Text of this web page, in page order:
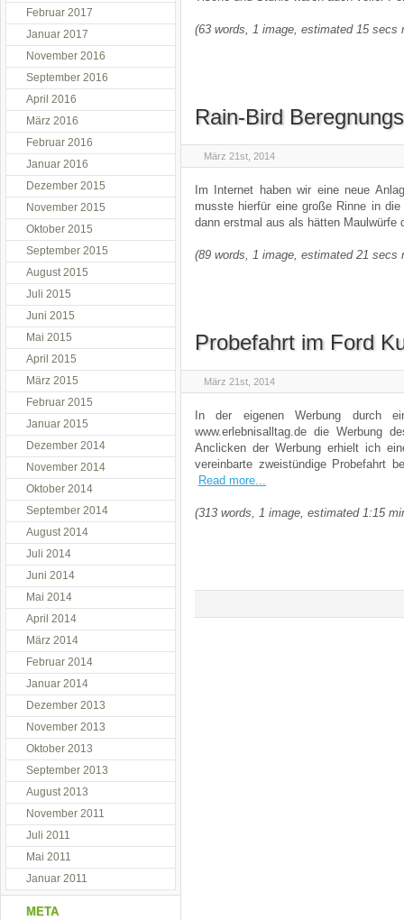
(63 words, 1 image, estimated 15 secs
Rain-Bird
März 21st, 2014
Im Internet haben wir eine neue
musste hierfür eine große Rinne in
dann erstmal aus als hätten Maulwürfe
(89 words, 1 image, estimated 21 secs
Probefahrt im Ford
März 21st, 2014
In der eigenen Werbung durch
www.erlebnisalltag.de die Werbung
Anclicken der Werbung erhielt ich
vereinbarte zweistündige Probefahrt
Read more...
(313 words, 1 image, estimated 1:15
Februar 2017
Januar 2017
November 2016
September 2016
April 2016
März 2016
Februar 2016
Januar 2016
Dezember 2015
November 2015
Oktober 2015
September 2015
August 2015
Juli 2015
Juni 2015
Mai 2015
April 2015
März 2015
Februar 2015
Januar 2015
Dezember 2014
November 2014
Oktober 2014
September 2014
August 2014
Juli 2014
Juni 2014
Mai 2014
April 2014
März 2014
Februar 2014
Januar 2014
Dezember 2013
November 2013
Oktober 2013
September 2013
August 2013
November 2011
Juli 2011
Mai 2011
Januar 2011
META